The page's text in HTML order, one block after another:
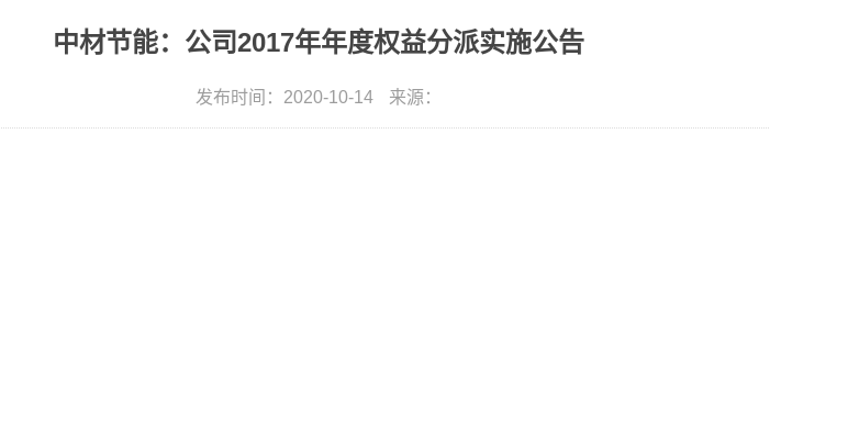
中材节能：公司2017年年度权益分派实施公告
发布时间：2020-10-14 来源：